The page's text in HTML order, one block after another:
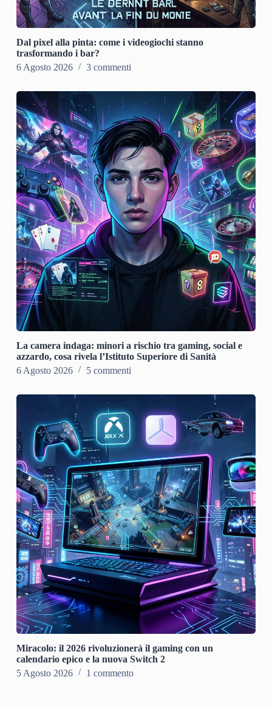
Dal pixel alla pinta: come i videogiochi stanno
trasformando i bar?
6 Agosto 2026
3 commenti
La camera indaga: minori a rischio tra gaming, social e
azzardo, cosa rivela l’Istituto Superiore di Sanità
6 Agosto 2026
5 commenti
Miracolo: il 2026 rivoluzionerà il gaming con un
calendario epico e la nuova Switch 2
5 Agosto 2026
1 commento